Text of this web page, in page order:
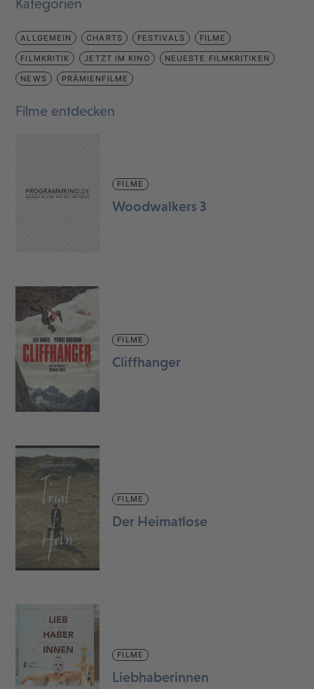
Kategorien
ALLGEMEIN CHARTS FESTIVALS FILME
FILMKRITIK JETZT IM KINO NEUESTE FILMKRITIKEN
NEWS PRÄMIENFILME
Filme entdecken
FILME
Woodwalkers 3
FILME
Cliffhanger
FILME
Der Heimatlose
FILME
Liebhaberinnen